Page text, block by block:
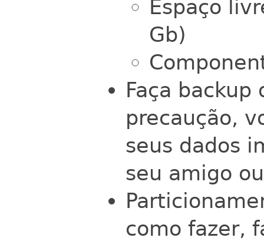
Espaço
Gb)
Faça backup
precaução,
seus dados
seu amigo
como fazer,